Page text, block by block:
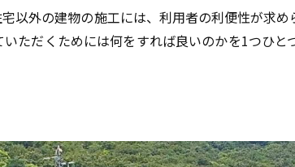
以外の建物の施工には、利用者の利便性が求め
ただくためには何をすれば良いのかを1つひと